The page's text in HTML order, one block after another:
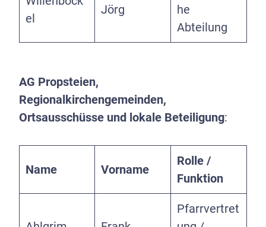
el
Jörg
he
Abteilung
AG Propsteien,
Regionalkirchengemeinden,
Ortsausschüsse und lokale Beteiligung:
Name Vorname
Rolle /
Funktion
Pfarrvertret